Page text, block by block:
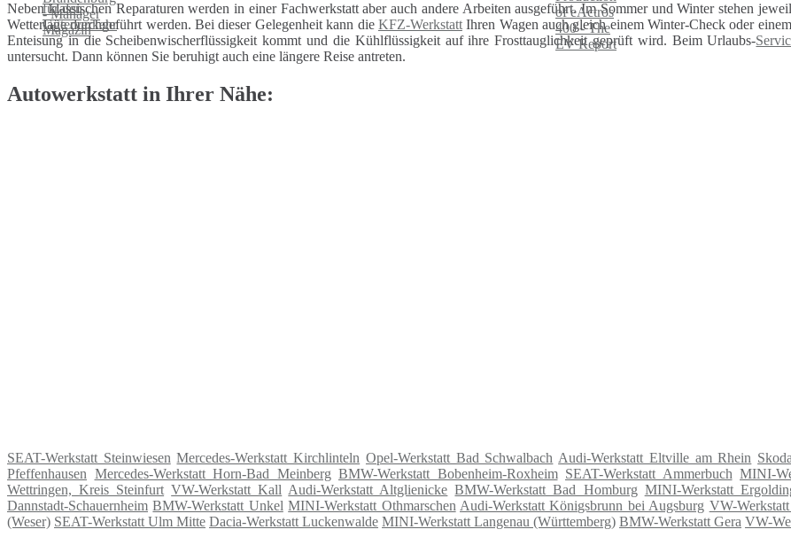
Neben klassischen Reparaturen werden in einer Fachwerkstatt aber auch andere Arbeiten ausgeführt. Im Sommer und Winter stehen
Wetterlage durchgeführt werden. Bei dieser Gelegenheit kann die KFZ-WerkstattIhren Wagen auch gleich einem Winter-Check oder
Enteisung in die Scheibenwischerflüssigkeit kommt und die Kühlflüssigkeit auf ihre Frosttauglichkeit geprüft wird. Beim Urlaubs-
untersucht. Dann können Sie beruhigt auch eine längere Reise antreten.
Autowerkstatt in Ihrer Nähe:
SEAT-Werkstatt Steinwiesen Mercedes-Werkstatt Kirchlinteln Opel-Werkstatt Bad Schwalbach Audi-Werkstatt Eltville am Rhein
Pfeffenhausen Mercedes-Werkstatt Horn-Bad Meinberg BMW-Werkstatt Bobenheim-Roxheim SEAT-Werkstatt Ammerbuch MINI-
Wettringen, Kreis Steinfurt VW-Werkstatt Kall Audi-Werkstatt Altglienicke BMW-Werkstatt Bad Homburg MINI-Werkstatt
Dannstadt-Schauernheim BMW-Werkstatt Unkel MINI-Werkstatt Othmarschen Audi-Werkstatt Königsbrunn bei Augsburg VW-
(Weser) SEAT-Werkstatt Ulm Mitte Dacia-Werkstatt Luckenwalde MINI-Werkstatt Langenau (Württemberg) BMW-Werkstatt Gera VW-